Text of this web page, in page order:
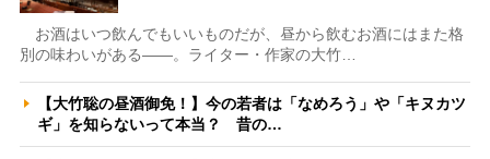
お酒はいつ飲んでもいいものだが、昼から飲むお酒にはまた格
別の味わいがある――。ライター・作家の大竹…
【大竹聡の昼酒御免！】今の若者は「なめろう」や「キヌカツ
ギ」を知らないって本当？ 昔の…